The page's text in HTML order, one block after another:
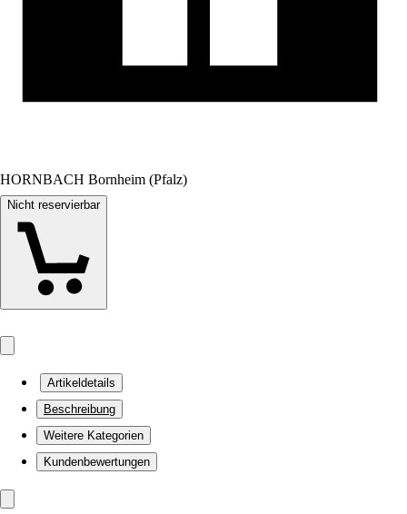
HORNBACH Bornheim (Pfalz)
Nicht reservierbar
Artikeldetails
Beschreibung
Weitere Kategorien
Kundenbewertungen